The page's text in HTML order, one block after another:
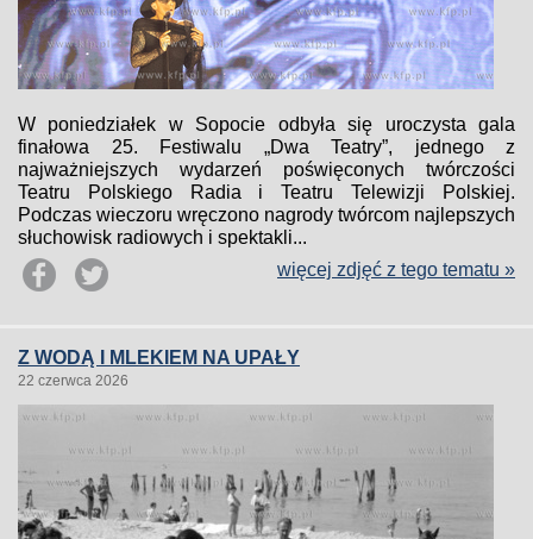
W poniedziałek w Sopocie odbyła się uroczysta gala
finałowa 25. Festiwalu „Dwa Teatry”, jednego z
najważniejszych wydarzeń poświęconych twórczości
Teatru Polskiego Radia i Teatru Telewizji Polskiej.
Podczas wieczoru wręczono nagrody twórcom najlepszych
słuchowisk radiowych i spektakli...
więcej zdjęć z tego tematu »
Z WODĄ I MLEKIEM NA UPAŁY
22 czerwca 2026